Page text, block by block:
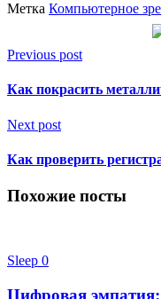
Метка Компьютерное
Previous post
Как покрасить
Next post
Как проверить
Похожие посты
Sleep 0
Цифровая